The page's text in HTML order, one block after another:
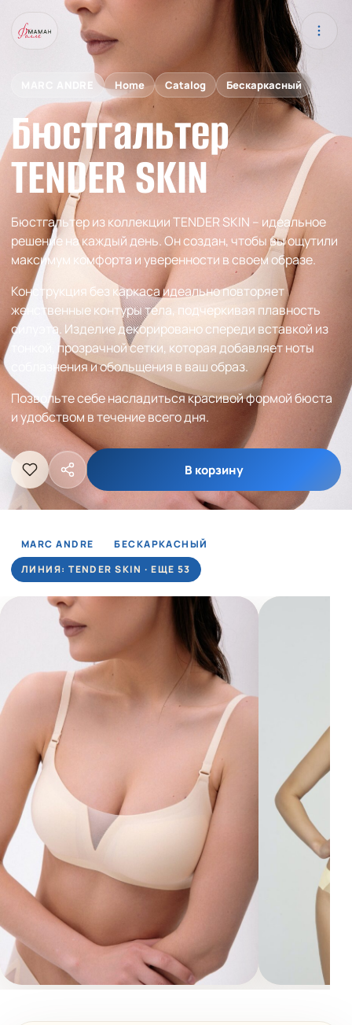
MARC ANDRE Home Catalog Бескаркасный
Бюстгальтер
TENDER SKIN
Бюстгальтер из коллекции TENDER SKIN – идеальное
решение на каждый день. Он создан, чтобы вы ощутили
максимум комфорта и уверенности в своем образе.
Конструкция без каркаса идеально повторяет
женственные контуры тела, подчеркивая плавность
силуэта. Изделие декорировано спереди вставкой из
тонкой, прозрачной сетки, которая добавляет ноты
соблазнения и обольщения в ваш образ.
Позвольте себе насладиться красивой формой бюста
и удобством в течение всего дня.
В корзину
MARC ANDRE
БЕСКАРКАСНЫЙ
ЛИНИЯ: TENDER SKIN · ЕЩЕ 53